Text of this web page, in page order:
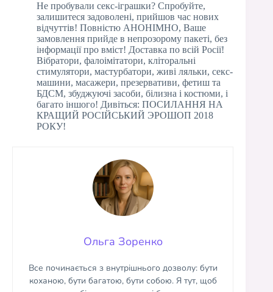
Не пробували секс-іграшки? Спробуйте,
залишитеся задоволені, прийшов час нових
відчуттів! Повністю АНОНІМНО, Ваше
замовлення прийде в непрозорому пакеті, без
інформації про вміст! Доставка по всій Росії!
Вібратори, фалоімітатори, кліторальні
стимулятори, мастурбатори, живі ляльки, секс-
машини, масажери, презервативи, фетиш та
БДСМ, збуджуючі засоби, білизна і костюми, і
багато іншого! Дивіться: ПОСИЛАННЯ НА
КРАЩИЙ РОСІЙСЬКИЙ ЭРОШОП 2018
РОКУ!
Ольга Зоренко
Все починається з внутрішнього дозволу: бути
коханою, бути багатою, бути собою. Я тут, щоб